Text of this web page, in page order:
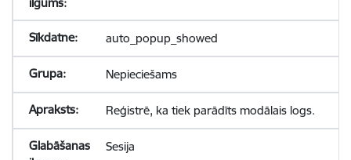
auto_popup_showed
Nepieciešams
Reģistrē, ka tiek parādīts modālais logs.
Sesija